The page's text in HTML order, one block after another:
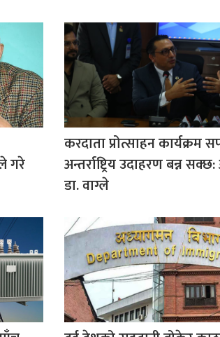
गरे
करदाता प्रोत्साहन
अन्तर्राष्ट्रिय उदाहरण बन्न सक्छ:
डा. वाग्ले